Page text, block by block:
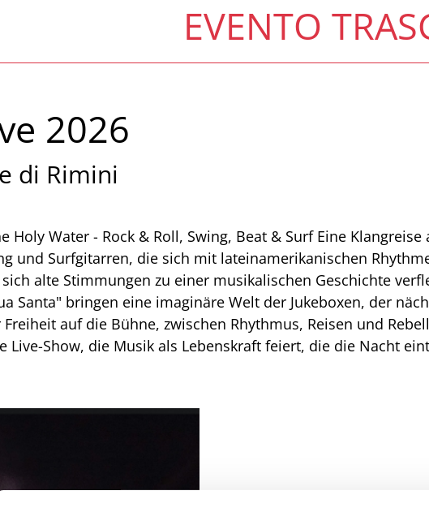
EVENTO
2026
di Rimini
Holy Water - Rock & Roll, Swing, Beat & Surf Eine Klangreise
und Surfgitarren, die sich mit lateinamerikanischen
alte Stimmungen zu einer musikalischen Geschichte
Santa" bringen eine imaginäre Welt der Jukeboxen, der
auf die Bühne, zwischen Rhythmus, Reisen und
Live-Show, die Musik als Lebenskraft feiert, die die Nacht